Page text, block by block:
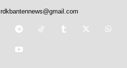
rdkbantennews@gmail.com